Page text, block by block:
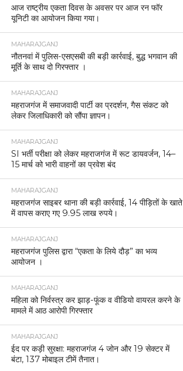
आज राष्ट्रीय एकता दिवस के अवसर पर आज रन फॉर
यूनिटी का आयोजन किया गया।
MAHARAJGANJ
नौतनवां में पुलिस-एसएसबी की बड़ी कार्रवाई, बुद्ध भगवान की
मूर्ति के साथ दो गिरफ्तार ।
MAHARAJGANJ
महराजगंज में समाजवादी पार्टी का प्रदर्शन, गैस संकट को
लेकर जिलाधिकारी को सौंपा ज्ञापन।
MAHARAJGANJ
SI भर्ती परीक्षा को लेकर महराजगंज में रूट डायवर्जन, 14–
15 मार्च को भारी वाहनों का प्रवेश बंद
MAHARAJGANJ
महराजगंज साइबर थाना की बड़ी कार्रवाई, 14 पीड़ितों के खाते
में वापस कराए गए 9.95 लाख रुपये।
MAHARAJGANJ
महराजगंज पुलिस द्वारा “एकता के लिये दौड़” का भव्य
आयोजन ।
MAHARAJGANJ
महिला को निर्वस्त्र कर झाड़-फूंक व वीडियो वायरल करने के
मामले में आठ आरोपी गिरफ्तार
MAHARAJGANJ
ईद पर कड़ी सुरक्षा: महराजगंज 4 जोन और 19 सेक्टर में
बंटा, 137 मोबाइल टीमें तैनात।